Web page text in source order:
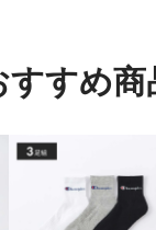
すすめ商